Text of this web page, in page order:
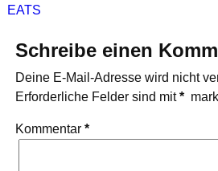
EATS
Schreibe einen
Deine E-Mail-Adresse wird nicht
Erforderliche Felder sind mit*
Kommentar *